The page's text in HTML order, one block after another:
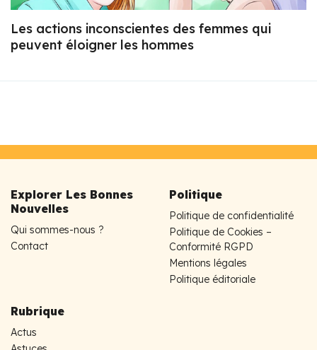
Les actions inconscientes des femmes qui
peuvent éloigner les hommes
Explorer Les Bonnes
Nouvelles
Qui sommes-nous ?
Contact
Politique
Politique de confidentialité
Politique de Cookies –
Conformité RGPD
Mentions légales
Politique éditoriale
Rubrique
Actus